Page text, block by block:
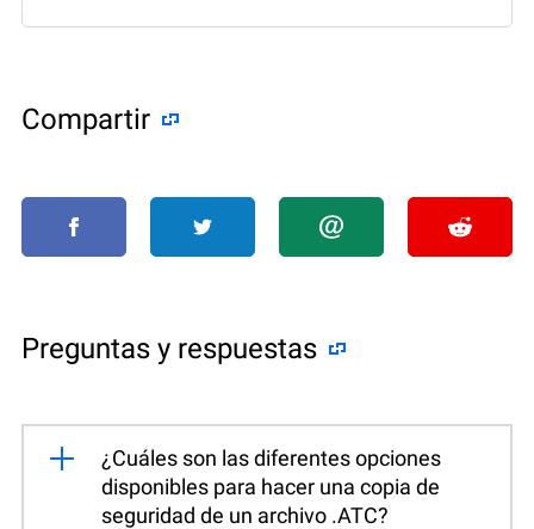
Compartir
Preguntas y respuestas
¿Cuáles son las diferentes opciones
disponibles para hacer una copia de
seguridad de un archivo .ATC?